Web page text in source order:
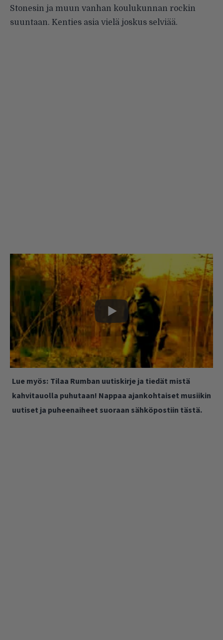
Stonesin ja muun vanhan koulukunnan rockin
suuntaan. Kenties asia vielä joskus selviää.
Lue myös: Tilaa Rumban uutiskirje ja tiedät mistä
kahvitauolla puhutaan! Nappaa ajankohtaiset musiikin
uutiset ja puheenaiheet suoraan sähköpostiin tästä.